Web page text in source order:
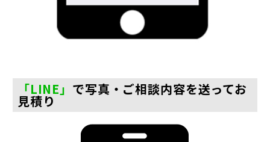
「LINE」 で写真・ご相談内容を送ってお
見積り